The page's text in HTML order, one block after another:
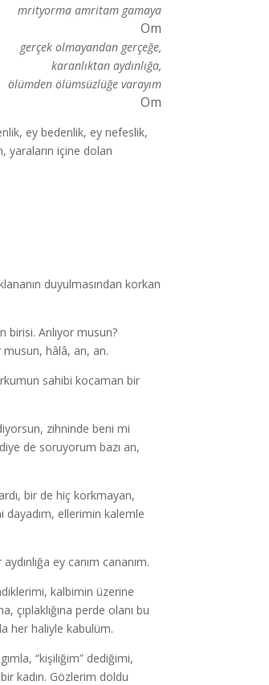
mrityorma amritam gamaya
Om
gerçek olmayandan gerçeğe,
karanlıktan aydınlığa,
ölümden ölümsüzlüğe varayım
Om
ey bedenlik, ey nefeslik,
yaraların içine dolan
duyulmasından korkan
birisi. Anlıyor musun?
musun, hâlâ, an, an.
sahibi kocaman bir
zihninde beni mi
de soruyorum bazı an,
bir de hiç korkmayan,
ellerimin kalemle
ey canım cananım.
kalbimin üzerine
çıplaklığına perde olanı bu
her haliyle kabulüm.
“kişiliğim” dediğimi,
kadın. Gözlerim doldu